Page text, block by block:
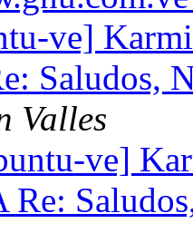
ve]
Saludos,
Valles
ve]
Re: